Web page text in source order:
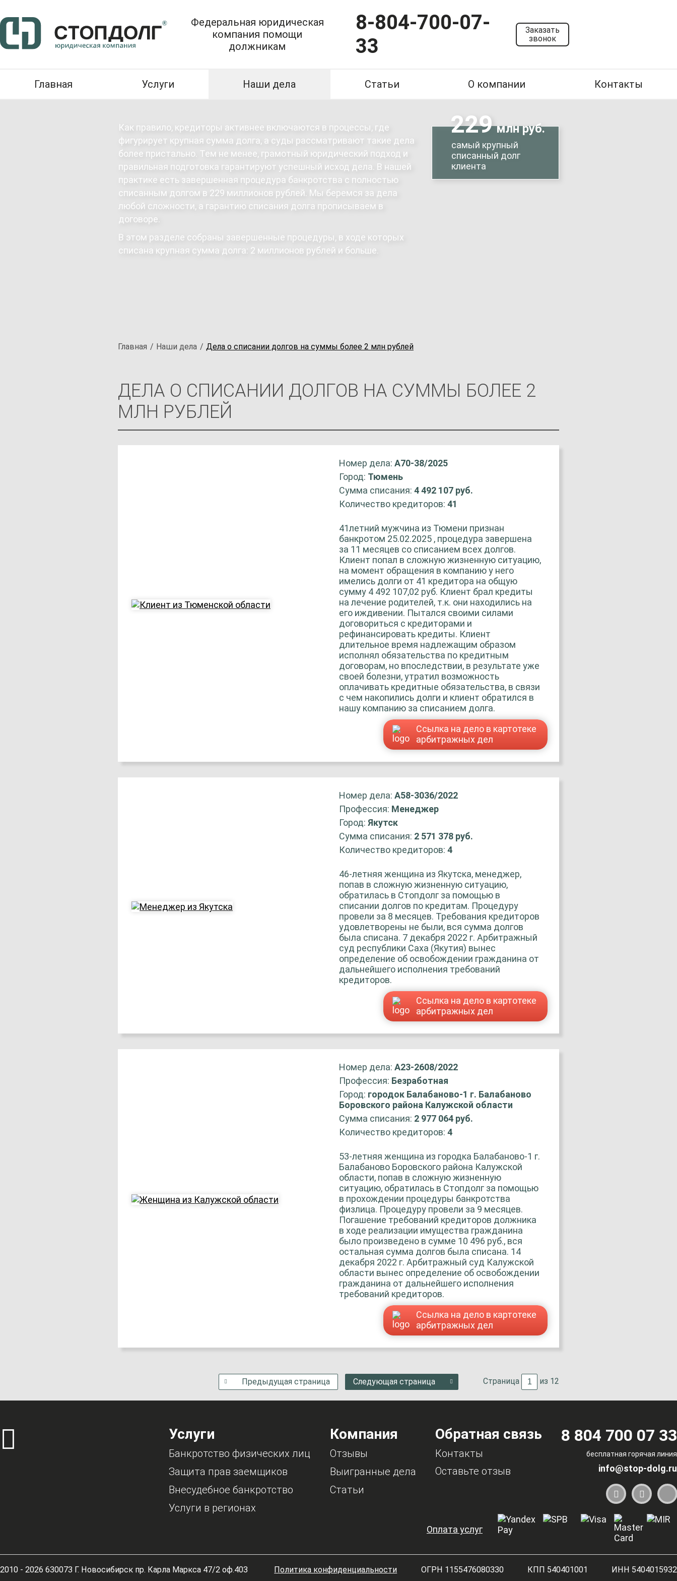
Федеральная юридическая
компания помощи
должникам
8-804-700-07-
33
Заказать
звонок
Главная Услуги Наши дела Статьи О компании Контакты
229млн руб.
самый крупный
списанный долг
клиента
Как правило, кредиторы активнее включаются в процессы, где
фигурирует крупная сумма долга, а суды рассматривают такие дела
более пристально. Тем не менее, грамотный юридический подход и
правильная подготовка гарантируют успешный исход дела. В нашей
практике есть завершенная процедура банкротства с полностью
списанным долгом в 229 миллионов рублей. Мы беремся за дела
любой сложности, а гарантию списания долга прописываем в
договоре.
В этом разделе собраны завершенные процедуры, в ходе которых
списана крупная сумма долга: 2 миллионов рублей и больше.
Главная Наши дела Дела о списании долгов на суммы более 2 млн рублей
ДЕЛА О СПИСАНИИ ДОЛГОВ НА СУММЫ БОЛЕЕ 2
МЛН РУБЛЕЙ
Номер дела:А70-38/2025
Город: Тюмень
Сумма списания:4 492 107 руб.
Количество кредиторов:41
41летний мужчина из Тюмени признан
банкротом 25.02.2025 , процедура завершена
за 11 месяцев со списанием всех долгов.
Клиент попал в сложную жизненную ситуацию,
на момент обращения в компанию у него
имелись долги от 41 кредитора на общую
сумму 4 492 107,02 руб. Клиент брал кредиты
на лечение родителей, т.к. они находились на
его иждивении. Пытался своими силами
договориться с кредиторами и
рефинансировать кредиты. Клиент
длительное время надлежащим образом
исполнял обязательства по кредитным
договорам, но впоследствии, в результате уже
своей болезни, утратил возможность
оплачивать кредитные обязательства, в связи
с чем накопились долги и клиент обратился в
нашу компанию за списанием долга.
Ссылка на дело в картотеке
арбитражных дел
Номер дела:А58-3036/2022
Профессия: Менеджер
Город: Якутск
Сумма списания: 2 571 378 руб.
Количество кредиторов:4
46-летняя женщина из Якутска, менеджер,
попав в сложную жизненную ситуацию,
обратилась в Стопдолг за помощью в
списании долгов по кредитам. Процедуру
провели за 8 месяцев. Требования кредиторов
удовлетворены не были, вся сумма долгов
была списана. 7 декабря 2022 г. Арбитражный
суд республики Саха (Якутия) вынес
определение об освобождении гражданина от
дальнейшего исполнения требований
кредиторов.
Ссылка на дело в картотеке
арбитражных дел
Номер дела:А23-2608/2022
Профессия: Безработная
Город: городок Балабаново-1 г. Балабаново
Боровского района Калужской области
Сумма списания: 2 977 064 руб.
Количество кредиторов:4
53-летняя женщина из городка Балабаново-1 г.
Балабаново Боровского района Калужской
области, попав в сложную жизненную
ситуацию, обратилась в Стопдолг за помощью
в прохождении процедуры банкротства
физлица. Процедуру провели за 9 месяцев.
Погашение требований кредиторов должника
в ходе реализации имущества гражданина
было произведено в сумме 10 496 руб., вся
остальная сумма долгов была списана. 14
декабря 2022 г. Арбитражный суд Калужской
области вынес определение об освобождении
гражданина от дальнейшего исполнения
требований кредиторов.
Ссылка на дело в картотеке
арбитражных дел
Предыдущая страница Следующая страница Страница из 12
Услуги
Банкротство физических лиц
Защита прав заемщиков
Внесудебное банкротство
Услуги в регионах
Компания
Отзывы
Выигранные дела
Статьи
Обратная связь
Контакты
Оставьте отзыв
8 804 700 07 33
бесплатная горячая линия
info@stop-dolg.ru
Оплата услуг
2010 - 2026 630073 Г. Новосибирск пр. Карла Маркса 47/2 оф.403 Политика конфиденциальности ОГРН 1155476080330 КПП 540401001 ИНН 5404015932